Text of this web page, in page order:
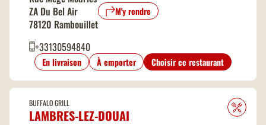
ZA Du Bel Air
78120 Rambouillet
M'y rendre
+33130594840
En livraison À emporter Choisir ce restaurant
BUFFALO GRILL
LAMBRES-LEZ-DOUAI